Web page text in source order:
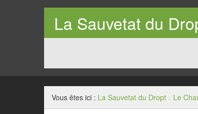
La Sauvetat du
Vous êtes ici : La Sauvetat du Dropt / Le